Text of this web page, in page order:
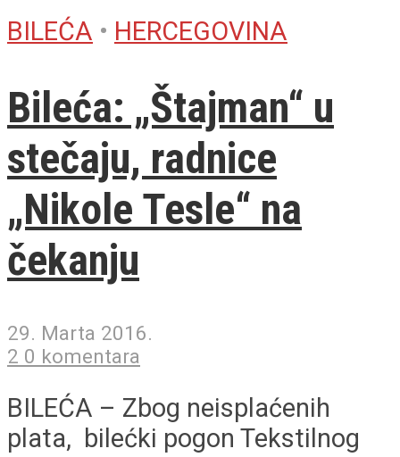
BILEĆA • HERCEGOVINA
Bileća: „Štajman“ u
stečaju, radnice
„Nikole Tesle“ na
čekanju
29. Marta 2016.
2 0 komentara
BILEĆA – Zbog neisplaćenih
plata, bilećki pogon Tekstilnog